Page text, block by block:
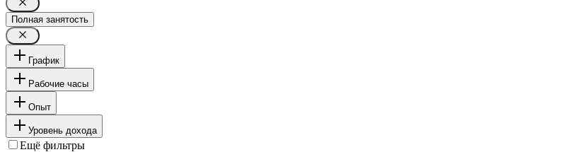
Полная занятость
График
Рабочие часы
Опыт
Уровень дохода
Ещё фильтры